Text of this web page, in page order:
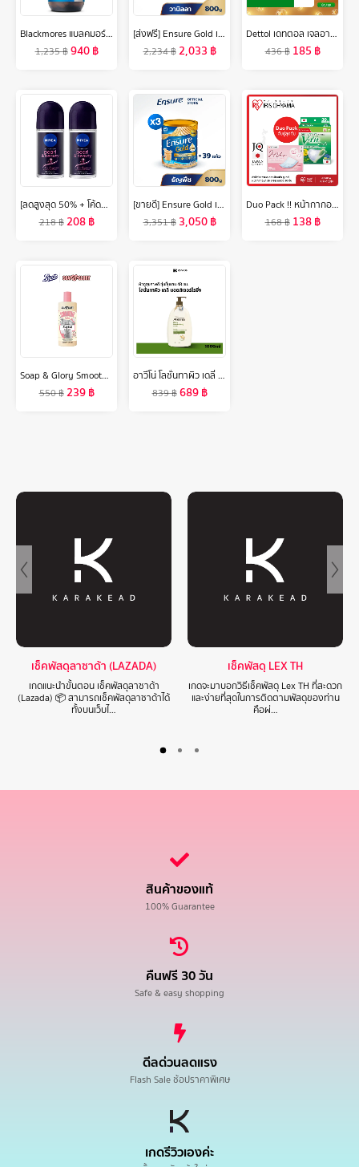
Blackmores แบลคมอร์ส โพรไบโอติกส์ เดลี่ บาลานซ์ 30แคปซูล
1,235฿940฿
[ส่งฟรี] Ensure Gold เอนชัวร์ โกลด์ กลิ่นวานิลลา 800g 2 กระป๋อง Ensure Gold Vanilla 800g x2
2,234฿2,033 ฿
Dettol เดทตอล เจลอาบน้ำแบบถุงเติม สบู่เหลวเดทตอล แอนตี้แบคทีเรีย ถุงเติม 400มล.X4 (เลือกสูตรด้านใน)
436฿ 185 ฿
[ลดสูงสุด 50% + โค้ดลดเพิ่ม 20%]นีเวีย เพิร์ล แอนด์ บิวตี้ แบล็ค เพิร์ล โรลออน ระงับกลิ่นกาย 50 มล. 2 ชิ้น NIVEA
218฿208฿
[ขายดี] Ensure Gold เอนชัวร์ โกลด์ กลิ่นธัญพืช 800g 3 กระป๋อง Ensure Gold Wheat 800g x3
3,351฿ 3,050฿
Duo Pack !! หน้ากากอนามัย ไอริส โอยามะ IRIS OHYAMA V-fit สวมใส่สบาย กระชับใบหน้า แบบกล่อง 30 ชิ้น + ทิชชูเปียก หรือ หน้ากากอนามัยรุ่น 60M หรือ สำลี
168฿ 138฿
Soap & Glory Smooth Star Hydrating Body Washโซพ แอนด์ กลอรี่ สมูทตี้ สตาร์ ไฮเดรติ้ง บอดี้ วอช 500 มล.
550฿239฿
อาวีโน่ โลชั่นทาผิว เดลี่ มอยส์เจอร์ไรซิ่ง โลชั่น 1000 มล. Aveeno Daily Moisturizing Lotion 1000 ml.
839฿689฿
เช็คพัสดุลาซาด้า (LAZADA)
เกดแนะนำขั้นตอน เช็คพัสดุลาซาด้า
(Lazada) 📦 สามารถเช็คพัสดุลาซาด้าได้
ทั้งบนเว็บไ…
เช็คพัสดุ LEX TH
เกดจะมาบอกวิธีเช็คพัสดุ Lex TH ที่สะดวก
และง่ายที่สุดในการติดตามพัสดุของท่าน
คือผ่…
สินค้าของแท้
100% Guarantee
คืนฟรี 30 วัน
Safe & easy shopping
ดีลด่วนลดแรง
Flash Sale ช้อปราคาพิเศษ
เกดรีวิวเองค่ะ